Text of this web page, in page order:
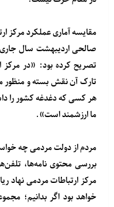
مقایسه آماری عملکرد مرکز
صالحی اردیبهشت سال جاری
تصریح کرده بود: «در مرکز
تارک آن نقش بسته و منظور
هر کسی که دغدغه کشور را
ما ارزشمند است».
مردم از دولت مردمی چه
بررسی محتوی نامه‌ها،
مرکز ارتباطات مردمی
خواهد بود اگر بدانیم؛